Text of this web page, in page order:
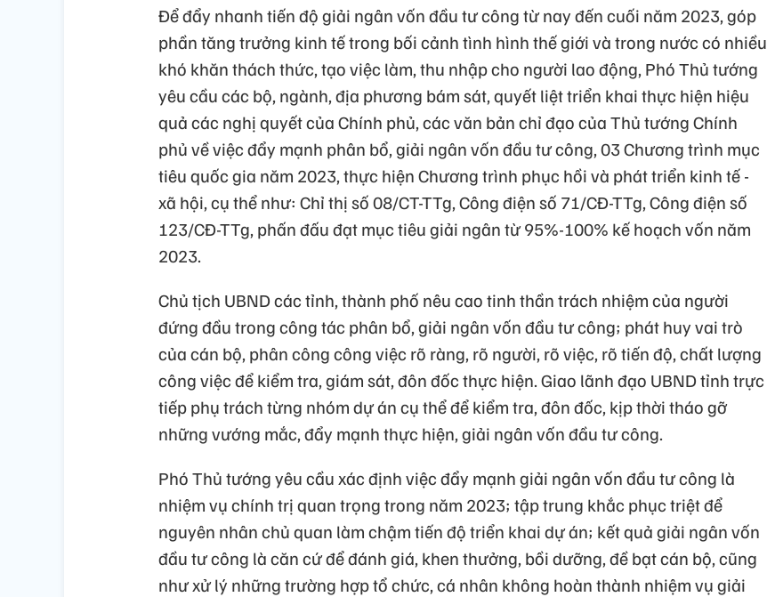
Để đẩy nhanh tiến độ giải ngân vốn đầu tư công từ nay đến cuối năm 2023, góp
phần tăng trưởng kinh tế trong bối cảnh tình hình thế giới và trong nước có nhiều
khó khăn thách thức, tạo việc làm, thu nhập cho người lao động, Phó Thủ tướng
yêu cầu các bộ, ngành, địa phương bám sát, quyết liệt triển khai thực hiện hiệu
quả các nghị quyết của Chính phủ, các văn bản chỉ đạo của Thủ tướng Chính
phủ về việc đẩy mạnh phân bổ, giải ngân vốn đầu tư công, 03 Chương trình mục
tiêu quốc gia năm 2023, thực hiện Chương trình phục hồi và phát triển kinh tế -
xã hội, cụ thể như: Chỉ thị số 08/CT-TTg, Công điện số 71/CĐ-TTg, Công điện số
123/CĐ-TTg, phấn đấu đạt mục tiêu giải ngân từ 95%-100% kế hoạch vốn năm
2023.
Chủ tịch UBND các tỉnh, thành phố nêu cao tinh thần trách nhiệm của người
đứng đầu trong công tác phân bổ, giải ngân vốn đầu tư công; phát huy vai trò
của cán bộ, phân công công việc rõ ràng, rõ người, rõ việc, rõ tiến độ, chất lượng
công việc để kiểm tra, giám sát, đôn đốc thực hiện. Giao lãnh đạo UBND tỉnh trực
tiếp phụ trách từng nhóm dự án cụ thể để kiểm tra, đôn đốc, kịp thời tháo gỡ
những vướng mắc, đẩy mạnh thực hiện, giải ngân vốn đầu tư công.
Phó Thủ tướng yêu cầu xác định việc đẩy mạnh giải ngân vốn đầu tư công là
nhiệm vụ chính trị quan trọng trong năm 2023; tập trung khắc phục triệt để
nguyên nhân chủ quan làm chậm tiến độ triển khai dự án; kết quả giải ngân vốn
đầu tư công là căn cứ để đánh giá, khen thưởng, bồi dưỡng, đề bạt cán bộ, cũng
như xử lý những trường hợp tổ chức, cá nhân không hoàn thành nhiệm vụ giải